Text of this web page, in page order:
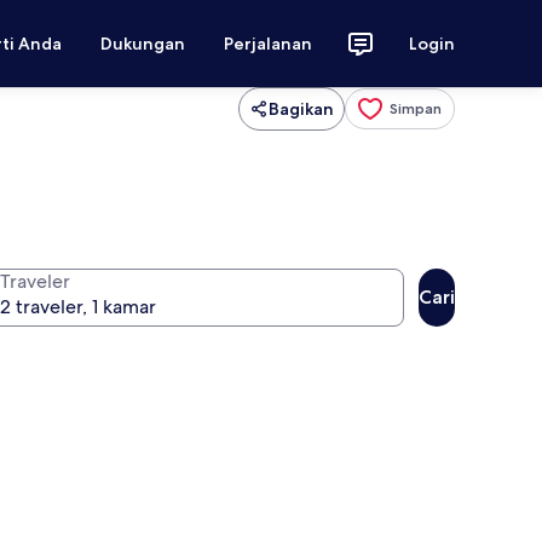
Anda Dukungan Perjalanan Login
Bagikan Simpan
Traveler
Cari